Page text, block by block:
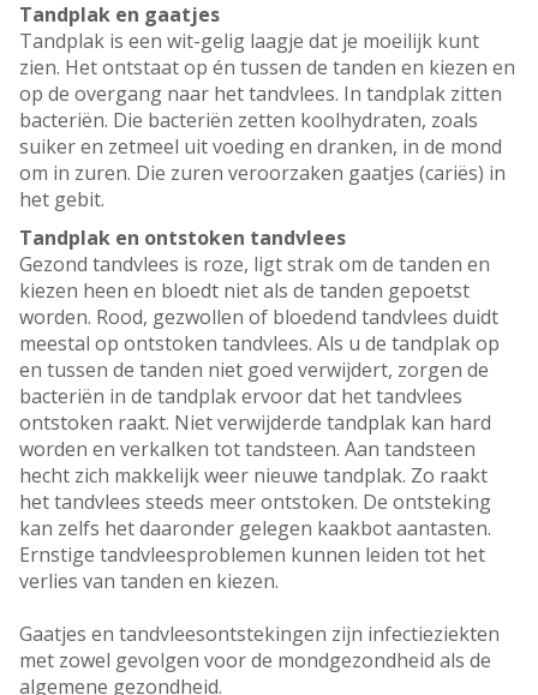
Tandplak en gaatjes
Tandplak is een wit-gelig laagje dat je moeilijk kunt
zien. Het ontstaat op én tussen de tanden en kiezen en
op de overgang naar het tandvlees. In tandplak zitten
bacteriën. Die bacteriën zetten koolhydraten, zoals
suiker en zetmeel uit voeding en dranken, in de mond
om in zuren. Die zuren veroorzaken gaatjes (cariës) in
het gebit.
Tandplak en ontstoken tandvlees
Gezond tandvlees is roze, ligt strak om de tanden en
kiezen heen en bloedt niet als de tanden gepoetst
worden. Rood, gezwollen of bloedend tandvlees duidt
meestal op ontstoken tandvlees. Als u de tandplak op
en tussen de tanden niet goed verwijdert, zorgen de
bacteriën in de tandplak ervoor dat het tandvlees
ontstoken raakt. Niet verwijderde tandplak kan hard
worden en verkalken tot tandsteen. Aan tandsteen
hecht zich makkelijk weer nieuwe tandplak. Zo raakt
het tandvlees steeds meer ontstoken. De ontsteking
kan zelfs het daaronder gelegen kaakbot aantasten.
Ernstige tandvleesproblemen kunnen leiden tot het
verlies van tanden en kiezen.
Gaatjes en tandvleesontstekingen zijn infectieziekten
met zowel gevolgen voor de mondgezondheid als de
algemene gezondheid.